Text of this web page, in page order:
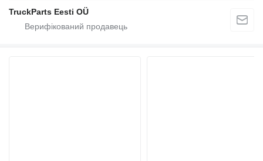
TruckParts Eesti OÜ